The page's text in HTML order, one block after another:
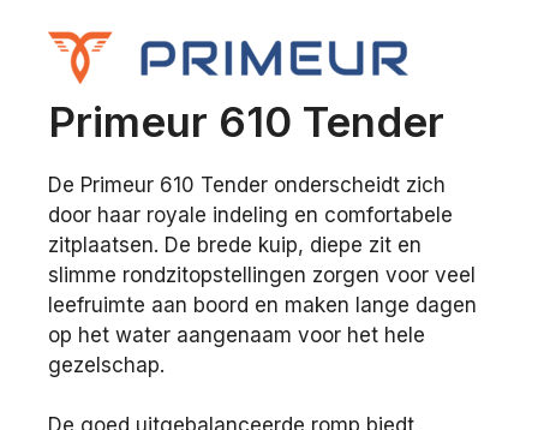
Primeur 610 Tender
De Primeur 610 Tender onderscheidt zich
door haar royale indeling en comfortabele
zitplaatsen. De brede kuip, diepe zit en
slimme rondzitopstellingen zorgen voor veel
leefruimte aan boord en maken lange dagen
op het water aangenaam voor het hele
gezelschap.